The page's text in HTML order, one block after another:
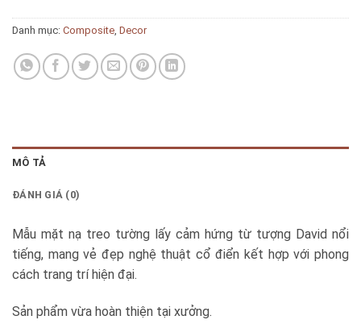
Danh mục: Composite, Decor
MÔ TẢ
ĐÁNH GIÁ (0)
Mẫu mặt nạ treo tường lấy cảm hứng từ tượng David nổi
tiếng, mang vẻ đẹp nghệ thuật cổ điển kết hợp với phong
cách trang trí hiện đại.
Sản phẩm vừa hoàn thiện tại xưởng.